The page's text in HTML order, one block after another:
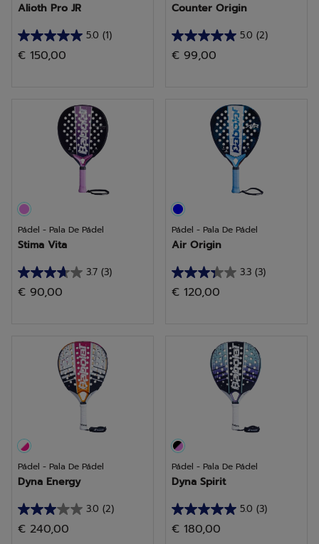
Alioth Pro JR
5.0 (1)
5.0
de
€ 150,00
Counter Origin
5.0 (2)
5.0
de
reseñas
€ 99,00
Pádel - Pala De Pádel
Stima Vita
3.7 (3)
3.7
de
reseñas
€ 90,00
Pádel - Pala De Pádel
Air Origin
3.3 (3)
3.3
de
reseñas
€ 120,00
Pádel - Pala De Pádel
Dyna Energy
3.0 (2)
3.0
de
€ 240,00
Pádel - Pala De Pádel
Dyna Spirit
5.0 (3)
5.0
de
€ 180,00